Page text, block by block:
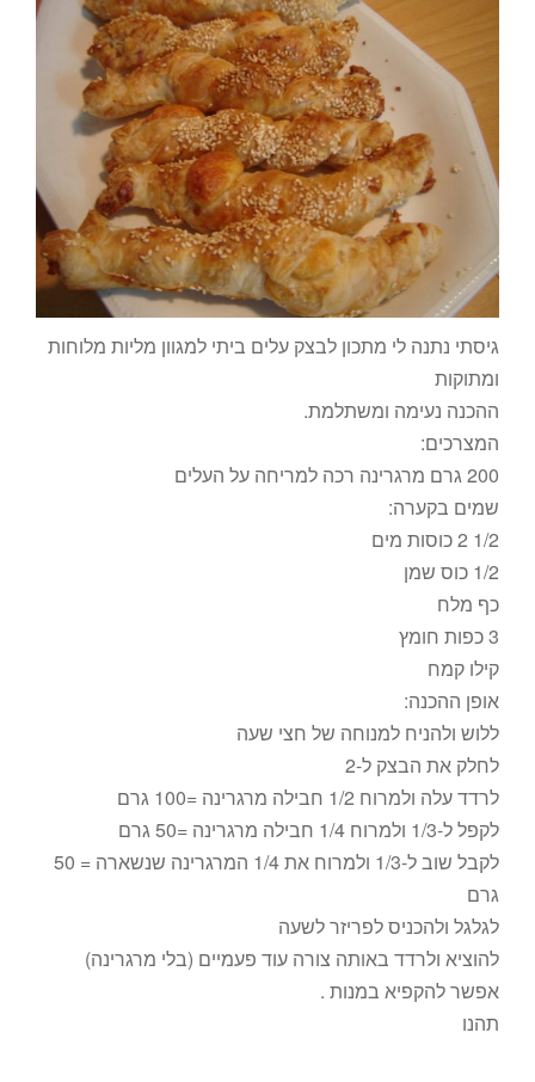
גיסתי נתנה לי מתכון לבצק עלים ביתי למגוון מליות מלוחות
ומתוקות
ההכנה נעימה ומשתלמת.
המצרכים:
200 גרם מרגרינה רכה למריחה על העלים
שמים בקערה:
1/2 2 כוסות מים
1/2 כוס שמן
כף מלח
3 כפות חומץ
קילו קמח
אופן ההכנה:
ללוש ולהניח למנוחה של חצי שעה
לחלק את הבצק ל-2
לרדד עלה ולמרוח 1/2 חבילה מרגרינה =100 גרם
לקפל ל-1/3 ולמרוח 1/4 חבילה מרגרינה =50 גרם
לקבל שוב ל-1/3 ולמרוח את 1/4 המרגרינה שנשארה = 50
גרם
לגלגל ולהכניס לפריזר לשעה
להוציא ולרדד באותה צורה עוד פעמיים (בלי מרגרינה)
אפשר להקפיא במנות .
תהנו